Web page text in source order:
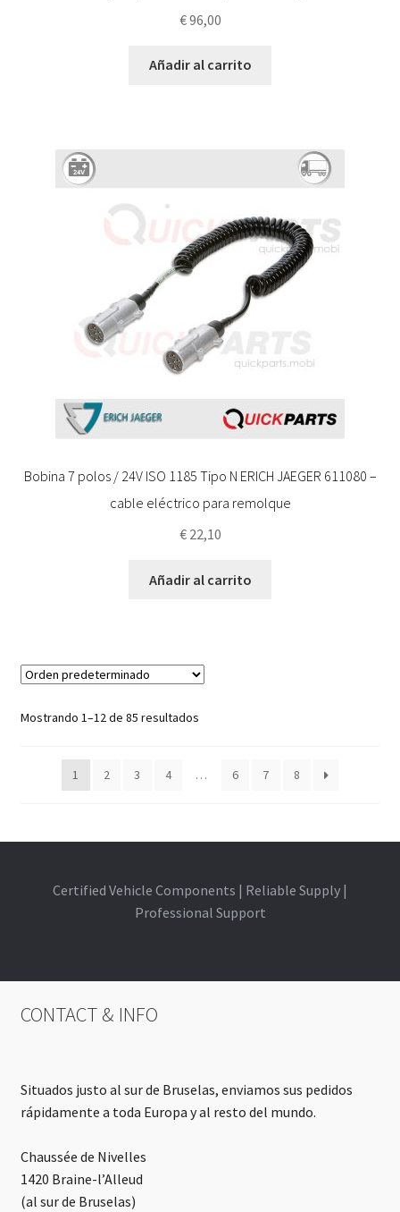
€96,00
Añadir al carrito
Bobina 7 polos / 24V ISO 1185 Tipo N ERICH JAEGER 611080 –
cable eléctrico para remolque
€22,10
Añadir al carrito
Mostrando 1–12 de 85 resultados
1 2 3 4 … 6 7 8
Certified Vehicle Components | Reliable Supply |
Professional Support
CONTACT & INFO
Situados justo al sur de Bruselas, enviamos sus pedidos
rápidamente a toda Europa y al resto del mundo.
Chaussée de Nivelles
1420 Braine-l’Alleud
(al sur de Bruselas)